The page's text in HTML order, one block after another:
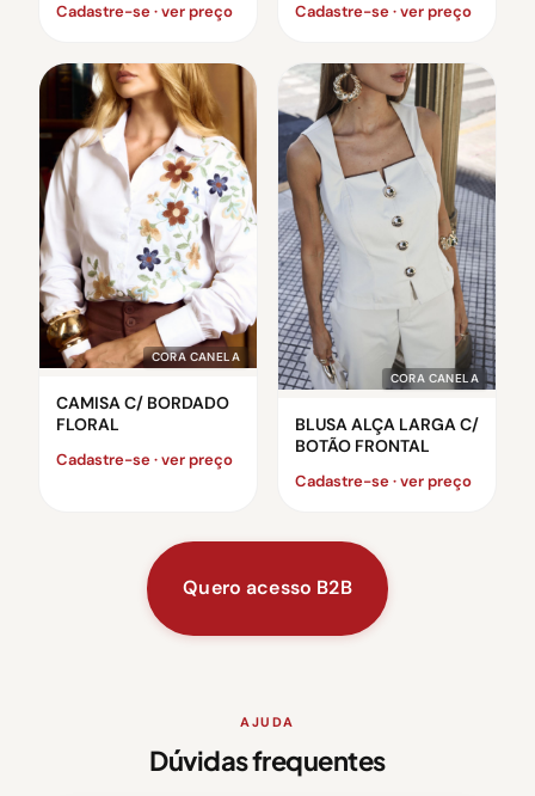
Cadastre-se · ver preço Cadastre-se · ver preço
CORA CANELA
CAMISA C/ BORDADO
FLORAL
Cadastre-se · ver preço
CORA CANELA
BLUSA ALÇA LARGA C/
BOTÃO FRONTAL
Cadastre-se · ver preço
Quero acesso B2B
AJUDA
Dúvidas frequentes